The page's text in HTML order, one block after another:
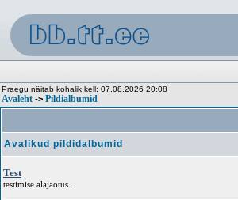
Praegu näitab kohalik kell: 07.08.2026 20:08
Avaleht -> Pildialbumid
Avalikud pildidalbumid
Test
testimise alajaotus...